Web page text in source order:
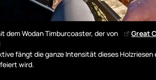
dem Wodan Timburcoaster, der von Great
fängt die ganze Intensität dieses
wird.